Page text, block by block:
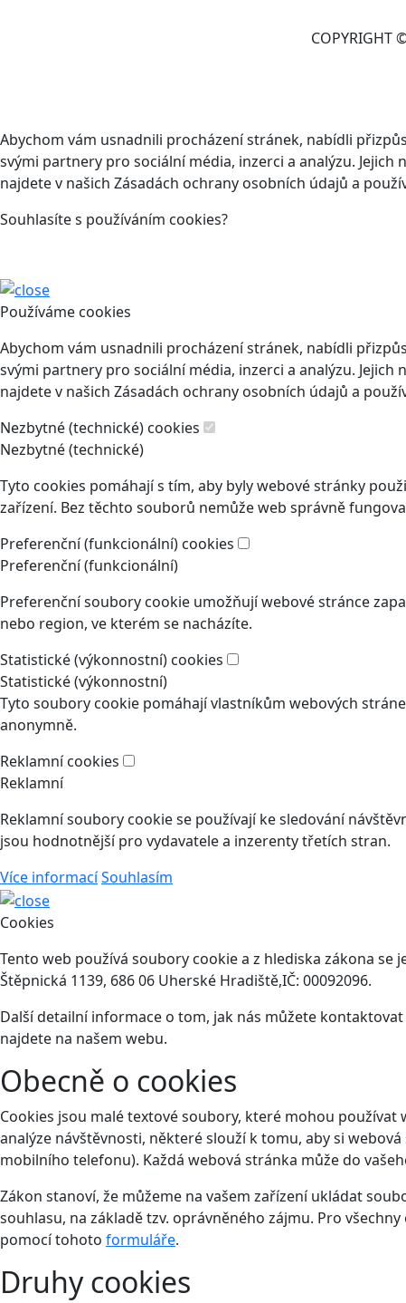
COPYRIGHT
Abychom vám usnadnili procházení stránek, nabídli
svými partnery pro sociální média, inzerci a analýzu.
najdete v našich Zásadách ochrany osobních údajů a
Souhlasíte s používáním cookies?
Používáme cookies
Abychom vám usnadnili procházení stránek, nabídli
svými partnery pro sociální média, inzerci a analýzu.
najdete v našich Zásadách ochrany osobních údajů a
Nezbytné (technické) cookies
Nezbytné (technické)
Tyto cookies pomáhají s tím, aby byly webové stránky
zařízení. Bez těchto souborů nemůže web správně
Preferenční (funkcionální) cookies
Preferenční (funkcionální)
Preferenční soubory cookie umožňují webové stránce
nebo region, ve kterém se nacházíte.
Statistické (výkonnostní) cookies
Statistické (výkonnostní)
Tyto soubory cookie pomáhají vlastníkům webových
anonymně.
Reklamní cookies
Reklamní
Reklamní soubory cookie se používají ke sledování
jsou hodnotnější pro vydavatele a inzerenty třetích stran.
Více informacíSouhlasím
Cookies
Tento web používá soubory cookie a z hlediska zákona
Štěpnická 1139, 686 06 Uherské Hradiště,IČ: 00092096.
Další detailní informace o tom, jak nás můžete
najdete na našem webu.
Obecně o cookies
Cookies jsou malé textové soubory, které mohou
analýze návštěvnosti, některé slouží k tomu, aby si
mobilního telefonu). Každá webová stránka může do
Zákon stanoví, že můžeme na vašem zařízení ukládat
souhlasu, na základě tzv. oprávněného zájmu. Pro
pomocí tohoto formuláře.
Druhy cookies